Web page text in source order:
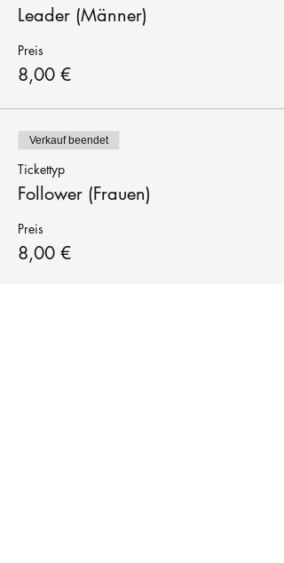
Leader (Männer)
Preis
8,00 €
Verkauf beendet
Tickettyp
Follower (Frauen)
Preis
8,00 €